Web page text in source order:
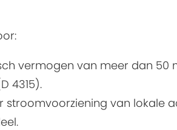
vermogen van meer dan 50
4315).
van lokale